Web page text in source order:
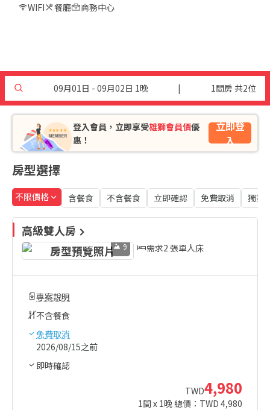
WIFI
餐廳 商務中心
09月01日 - 09月02日 1晚 | 1間房 共2位
登入會員，立即享受雄獅會員價優
惠！
立即登
入
房型選擇
不限價格 含餐食 不含餐食 立即確認 免費取消 獨家
高級雙人房
9 需求2 張單人床
專案說明
不含餐食
免費取消
2026/08/15之前
即時確認
TWD4,980
1間 x 1晚 總價：TWD 4,980